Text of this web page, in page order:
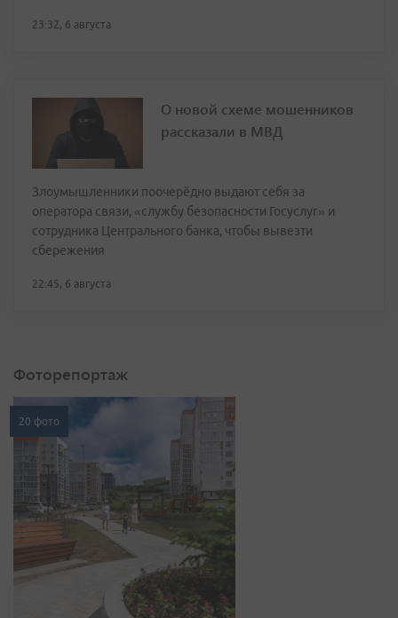
23:32, 6 августа
О новой схеме мошенников
рассказали в МВД
Злоумышленники поочерёдно выдают себя за
оператора связи, «службу безопасности Госуслуг» и
сотрудника Центрального банка, чтобы вывезти
сбережения
22:45, 6 августа
Фоторепортаж
20 фото